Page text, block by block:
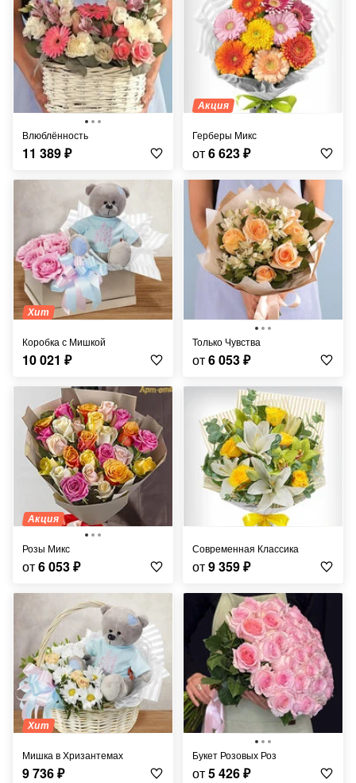
Влюблённость
11 389₽
Акция
Герберы Микс
от6 623₽
Хит
Коробка с Мишкой
10 021 ₽
Только Чувства
от6 053₽
Акция
Розы Микс
от6 053₽
Современная Классика
от9 359₽
Хит
Мишка в Хризантемах
9 736₽
Букет Розовых Роз
от5 426₽